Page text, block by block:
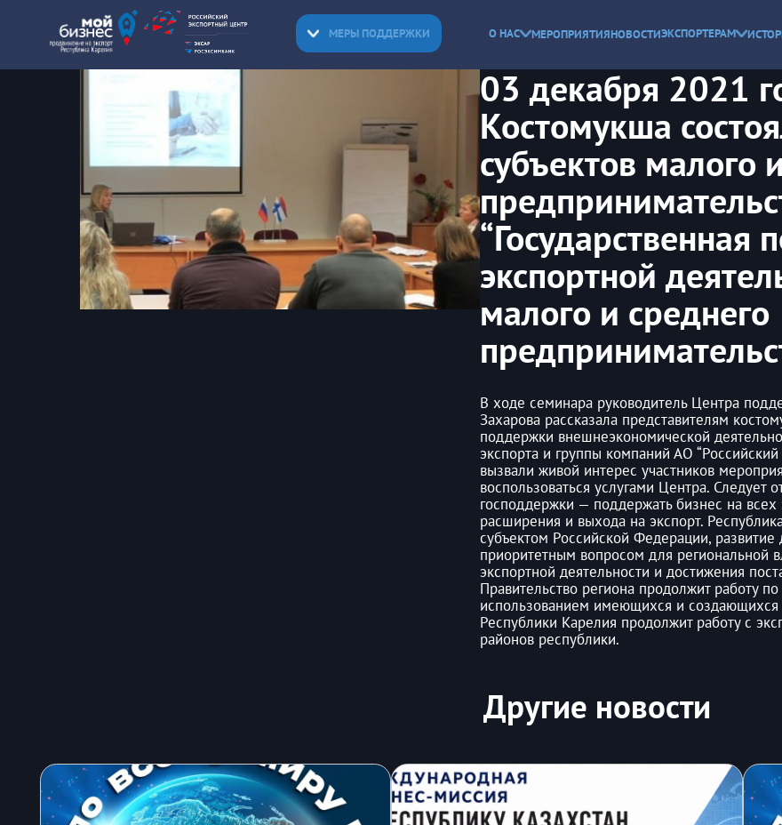
МЕРЫ ПОДДЕРЖКИ О НАС МЕРОПРИЯТИЯНОВОСТИЭКСПОРТЕРАМ
03 декабря 2021
Костомукша
субъектов малого
“Государственная
экспортной
малого и среднего
В ходе семинара руководитель Центра
Захарова рассказала представителям
поддержки внешнеэкономической
экспорта и группы компаний АО
вызвали живой интерес участников
воспользоваться услугами Центра. Следует
господдержки — поддержать бизнес на всех
расширения и выхода на экспорт.
субъектом Российской Федерации, развитие
приоритетным вопросом для региональной
экспортной деятельности и достижения
Правительство региона продолжит работу
использованием имеющихся и
Республики Карелия продолжит работу с
районов республики.
Другие новости